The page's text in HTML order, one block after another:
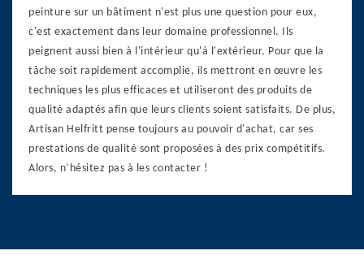
peinture sur un bâtiment n'est plus une question pour eux,
c'est exactement dans leur domaine professionnel. Ils
peignent aussi bien à l'intérieur qu'à l'extérieur. Pour que la
tâche soit rapidement accomplie, ils mettront en œuvre les
techniques les plus efficaces et utiliseront des produits de
qualité adaptés afin que leurs clients soient satisfaits. De plus,
Artisan Helfritt pense toujours au pouvoir d'achat, car ses
prestations de qualité sont proposées à des prix compétitifs.
Alors, n’hésitez pas à les contacter !